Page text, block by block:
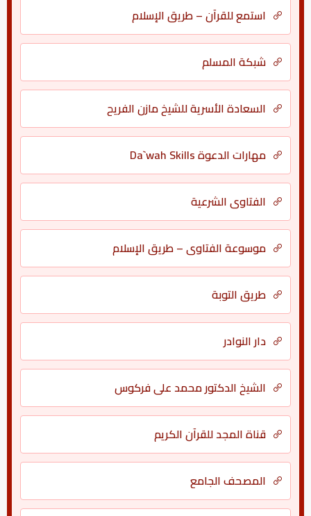
استمع للقرآن – طريق الإسلام
شبكة المسلم
السعادة الأسرية للشيخ مازن الفريح
مهارات الدعوة Da`wah Skills
الفتاوى الشرعية
موسوعة الفتاوى – طريق الإسلام
طريق التوبة
دار النوادر
الشيخ الدكتور محمد علي فركوس
قناة المجد للقرآن الكريم
المصحف الجامع